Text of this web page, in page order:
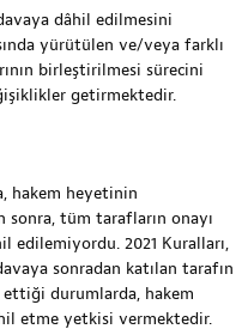
dâhil edilmesini
yürütülen ve/veya farklı
birleştirilmesi sürecini
getirmektedir.
hakem heyetinin
sonra, tüm tarafların onayı
edilemiyordu. 2021 Kuralları,
sonradan katılan tarafın
ettiği durumlarda, hakem
etme yetkisi vermektedir.